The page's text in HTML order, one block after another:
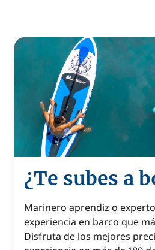
¿Te subes a
Marinero aprendiz o
experiencia en barco que
Disfruta de los mejores